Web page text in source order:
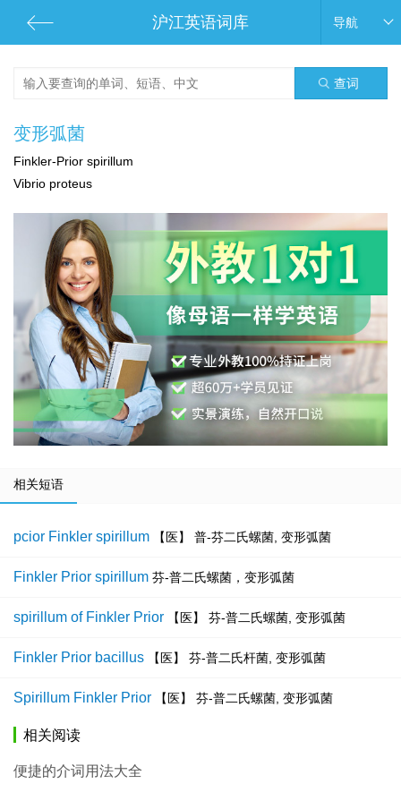
沪江英语词库 导航
查词
变形弧菌
Finkler-Prior spirillum
Vibrio proteus
相关短语
pcior Finkler spirillum 【医】 普-芬二氏螺菌, 变形弧菌
Finkler Prior spirillum 芬-普二氏螺菌，变形弧菌
spirillum of Finkler Prior 【医】 芬-普二氏螺菌, 变形弧菌
Finkler Prior bacillus 【医】 芬-普二氏杆菌, 变形弧菌
Spirillum Finkler Prior 【医】 芬-普二氏螺菌, 变形弧菌
相关阅读
便捷的介词用法大全